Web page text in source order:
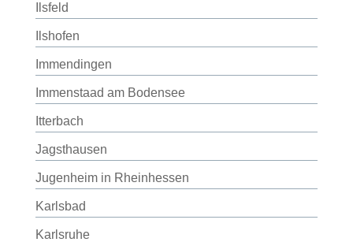
Ilsfeld
Ilshofen
Immendingen
Immenstaad am Bodensee
Itterbach
Jagsthausen
Jugenheim in Rheinhessen
Karlsbad
Karlsruhe